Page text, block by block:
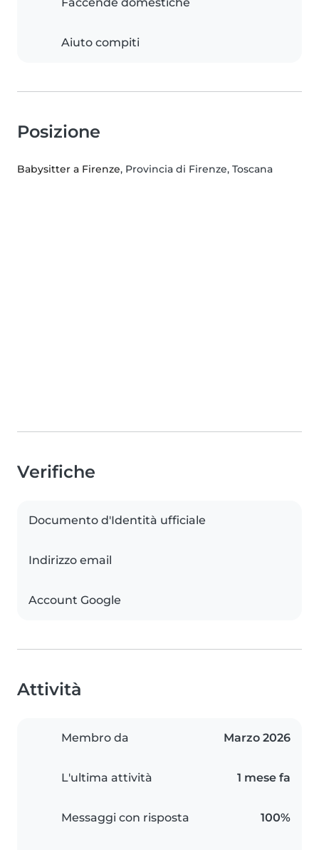
Faccende domestiche
Aiuto compiti
Posizione
Babysitter a Firenze, Provincia di Firenze, Toscana
Verifiche
Documento d'Identità ufficiale
Indirizzo email
Account Google
Attività
Membro da Marzo 2026
L'ultima attività 1 mese fa
Messaggi con risposta 100%